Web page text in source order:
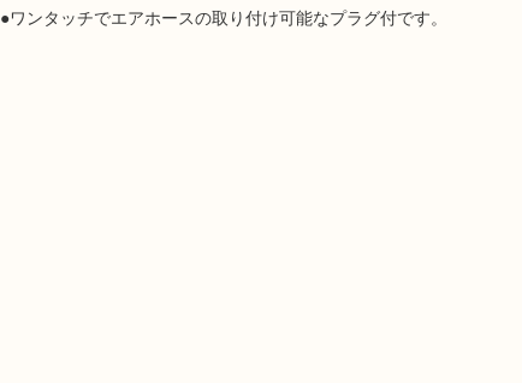
●ワンタッチでエアホースの取り付け可能なプラグ付です。